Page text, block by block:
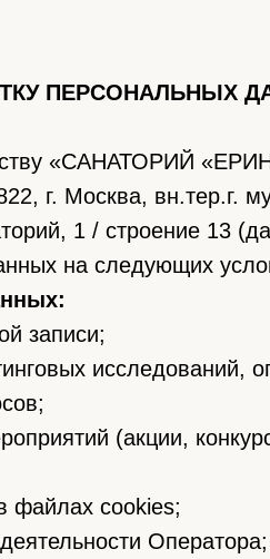
ПЕРСОНАЛЬНЫХ
«САНАТОРИЙ
г. Москва, вн.тер.г.
1 / строение 13
на следующих
записи;
исследований,
(акции,
cookies;
Оператора;